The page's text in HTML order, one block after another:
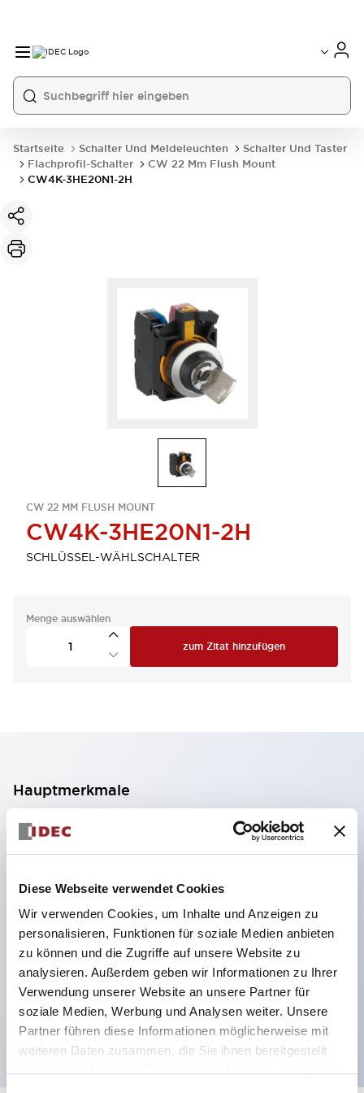
Diese Webseite verwendet Cookies
Wir verwenden Cookies, um Inhalte und Anzeigen zu
personalisieren, Funktionen für soziale Medien anbieten
zu können und die Zugriffe auf unsere Website zu
analysieren. Außerdem geben wir Informationen zu Ihrer
Verwendung unserer Website an unsere Partner für
soziale Medien, Werbung und Analysen weiter. Unsere
Partner führen diese Informationen möglicherweise mit
weiteren Daten zusammen, die Sie ihnen bereitgestellt
Startseite Schalter Und Meldeleuchten
Schalter Und Taster
Flachprofil-Schalter
CW 22 Mm Flush Mount
CW4K-3HE20N1-2H
CW 22 MM FLUSH MOUNT
CW4K-3HE20N1-2H
SCHLÜSSEL-WÄHLSCHALTER
Menge auswählen
zum Zitat hinzufügen
Hauptmerkmale
2-Kontakt-Block mit 2 Stufen, ermöglicht eine 4-
Kontakt-Konfiguration (Gewährleistung der
Isolierung zwischen den 2 Kontakten).
59,9 mm (※ 22-stufiger Kontaktblock).
Platzsparendes Design möglich.
Sicherheitsstruktur der 3. Generation: 2-Aktions-
Freisetzung, integrierter Schutz, IP20-
Fingerschutzstruktur